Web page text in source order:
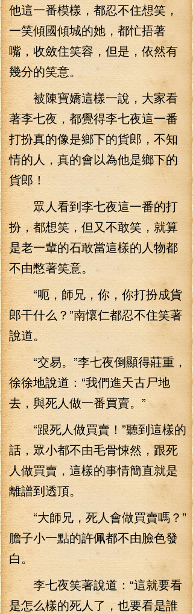
他這一番模樣，都忍不住想笑，
一笑傾國傾城的她，都忙捂著
嘴，收斂住笑容，但是，依然有
幾分的笑意。
被陳寶嬌這樣一說，大家看
著李七夜，都覺得李七夜這一番
打扮真的像是鄉下的貨郎，不知
情的人，真的會以為他是鄉下的
貨郎！
眾人看到李七夜這一番的打
扮，都想笑，但又不敢笑，就算
是老一輩的石敢當這樣的人物都
不由憋著笑意。
“呃，師兄，你，你打扮成貨
郎干什么？”南懷仁都忍不住笑著
說道。
“交易。”李七夜倒顯得莊重，
徐徐地說道：“我們進天古尸地
去，與死人做一番買賣。”
“跟死人做買賣！”聽到這樣的
話，眾小都不由毛骨悚然，跟死
人做買賣，這樣的事情簡直就是
離譜到透頂。
“大師兄，死人會做買賣嗎？”
膽子小一點的許佩都不由臉色發
白。
李七夜笑著說道：“這就要看
是怎么樣的死人了，也要看是誰